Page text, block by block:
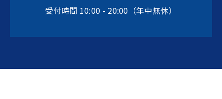
受付時間 10:00 - 20:00（年中無休）